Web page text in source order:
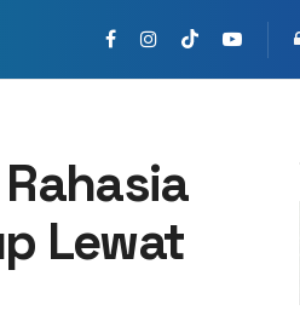
Lewat